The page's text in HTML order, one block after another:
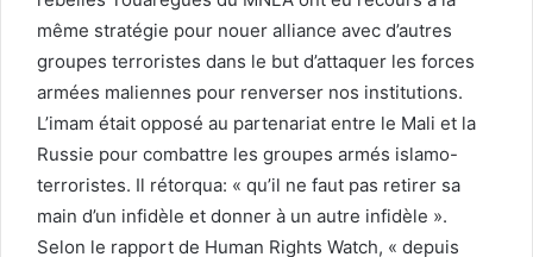
même stratégie pour nouer alliance avec d’autres
groupes terroristes dans le but d’attaquer les forces
armées maliennes pour renverser nos institutions.
L’imam était opposé au partenariat entre le Mali et la
Russie pour combattre les groupes armés islamo-
terroristes. Il rétorqua: « qu’il ne faut pas retirer sa
main d’un infidèle et donner à un autre infidèle ».
Selon le rapport de Human Rights Watch, « depuis